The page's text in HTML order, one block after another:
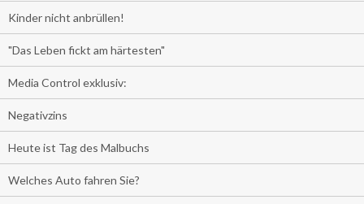
Kinder nicht anbrüllen!
"Das Leben fickt am härtesten"
Media Control exklusiv:
Negativzins
Heute ist Tag des Malbuchs
Welches Auto fahren Sie?